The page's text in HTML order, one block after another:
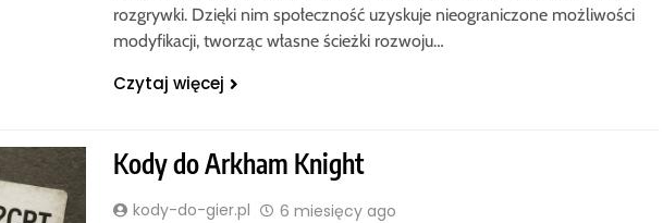
rozgrywki. Dzięki nim społeczność uzyskuje nieograniczone możliwości
modyfikacji, tworząc własne ścieżki rozwoju…
Czytaj więcej
Kody do Arkham Knight
kody-do-gier.pl 6 miesięcy ago